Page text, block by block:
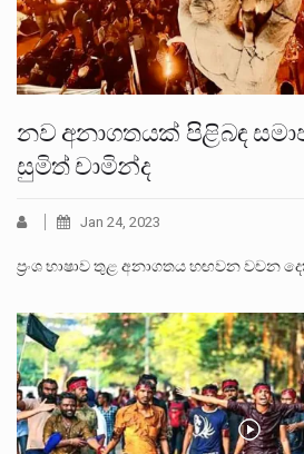
නව අනාගතයක් පිළිබඳ
සුමිත් චාමින්ද
Jan 24, 2023
ප්‍රංශ භාෂාව තුළ අනාගතය හඟවන වචන